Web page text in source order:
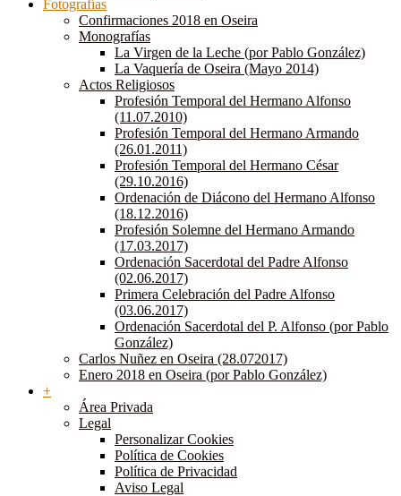
Fotografías
Confirmaciones 2018 en Oseira
Monografías
La Virgen de la Leche (por Pablo González)
La Vaquería de Oseira (Mayo 2014)
Actos Religiosos
Profesión Temporal del Hermano Alfonso
(11.07.2010)
Profesión Temporal del Hermano Armando
(26.01.2011)
Profesión Temporal del Hermano César
(29.10.2016)
Ordenación de Diácono del Hermano Alfonso
(18.12.2016)
Profesión Solemne del Hermano Armando
(17.03.2017)
Ordenación Sacerdotal del Padre Alfonso
(02.06.2017)
Primera Celebración del Padre Alfonso
(03.06.2017)
Ordenación Sacerdotal del P. Alfonso (por Pablo
González)
Carlos Nuñez en Oseira (28.072017)
Enero 2018 en Oseira (por Pablo González)
+
Área Privada
Legal
Personalizar Cookies
Política de Cookies
Política de Privacidad
Aviso Legal